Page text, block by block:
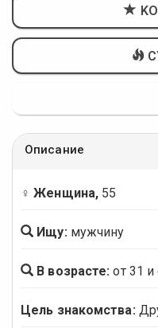
Описание
♀ Женщина, 55
Ищу: мужчину
В возрасте: от 31
Цель знакомства: